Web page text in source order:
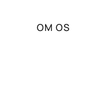
OM OS